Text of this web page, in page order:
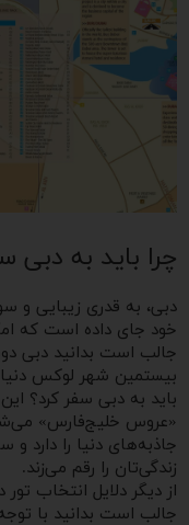
چرا باید به دبی
دبی، به قدری زیبایی و
خود جای ‌داده است که
جالب است بدانید دبی
بیستمین شهر لوکس دنیا
باید به دبی سفر کرد؟
«عروس خلیج‌فارس»
جاذبه‌های دنیا را دارد
زندگی‌تان را رقم می‌زند.
از دیگر دلایل انتخاب
جالب است بدانید با